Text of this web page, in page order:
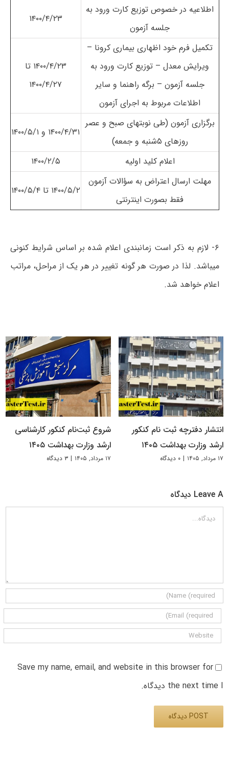
اطلاعیه در خصوص توزیع کارت ورود به
جلسه آزمون
۱۴۰۰/۴/۲۳
تکمیل فرم خود اظھاری بیماری کرونا –
ویرایش معدل – توزیع کارت ورود به
جلسه آزمون – برگه راھنما و سایر
اطلاعات مربوط به اجرای آزمون
۱۴۰۰/۴/۲۳ تا
۱۴۰۰/۴/۲۷
برگزاری آزمون (طی نوبتھای صبح و عصر
روزھای ۵شنبه و جمعه)
۱۴۰۰/۴/۳۱ و ۱۴۰۰/۵/۱
اعلام کلید اولیه
۱۴۰۰/۲/۵
مھلت ارسال اعتراض به سؤالات آزمون
فقط بصورت اینترنتی
۱۴۰۰/۵/۲ تا ۱۴۰۰/۵/۴
۶- لازم به ذکر است زمانبندی اعلام شده بر اساس شرایط کنونی
میباشد. لذا در صورت ھر گونه تغییر در ھر یک از مراحل، مراتب
اعلام خواهد شد.
انتشار دفترچه ثبت نام کنکور
ارشد وزارت بهداشت ۱۴۰۵
۱۷ مرداد, ۱۴۰۵ | ۰ دیدگاه
شروع ثبت‌نام کنکور کارشناسی
ارشد وزارت بهداشت ۱۴۰۵
۱۷ مرداد, ۱۴۰۵ | ۳ دیدگاه
Leave A دیدگاه
دیدگاه
Save my name, email, and website in this browser for
the next time I دیدگاه.